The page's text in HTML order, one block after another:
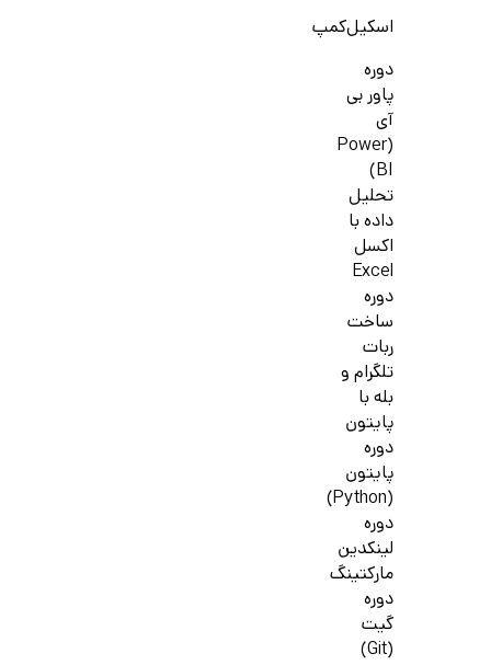
اسکیل‌کمپ
دوره
پاور بی
آی
(Power
BI)
تحلیل
داده با
اکسل
Excel
دوره
ساخت
ربات
تلگرام و
بله با
پایتون
دوره
پایتون
(Python)
دوره
لینکدین
مارکتینگ
دوره
گیت
(Git)